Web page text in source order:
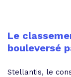
Le
bouleversé
Stellantis, le